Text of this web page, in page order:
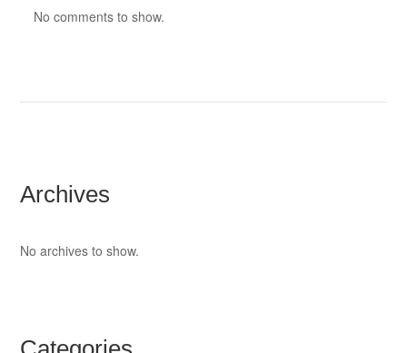
No comments to show.
Archives
No archives to show.